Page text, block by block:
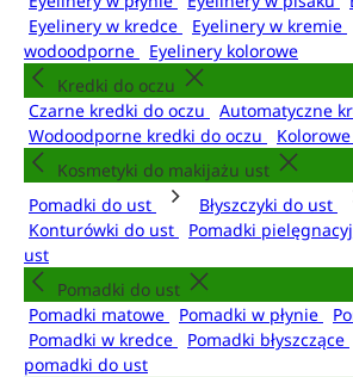
Eyelinery w kredce
Eyelinery w kremie
wodoodporne
Eyelinery kolorowe
Kredki do oczu
Czarne kredki do oczu
Automatyczne
Wodoodporne kredki do oczu
Kosmetyki do makijażu ust
Pomadki do ust
Błyszczyki do ust
Konturówki do ust
Pomadki
ust
Pomadki do ust
Pomadki matowe
Pomadki w płynie
Pomadki w kredce
Pomadki błyszczące
pomadki do ust